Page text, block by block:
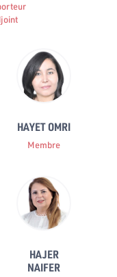
HAYET OMRI
Membre
HAJER
NAIFER